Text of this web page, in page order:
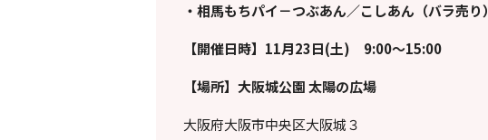
・相馬もちパイ－つぶあん／こしあん（バラ売り）
【開催日時】11月23日(土) 9:00～15:00
【場所】大阪城公園 太陽の広場
大阪府大阪市中央区大阪城３